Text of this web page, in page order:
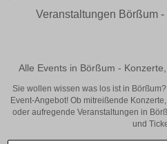
Veranstaltungen Börßum
Alle Events in Börßum -
Sie wollen wissen was los ist in
Event-Angebot! Ob mitreißende
oder aufregende Veranstaltungen in
und